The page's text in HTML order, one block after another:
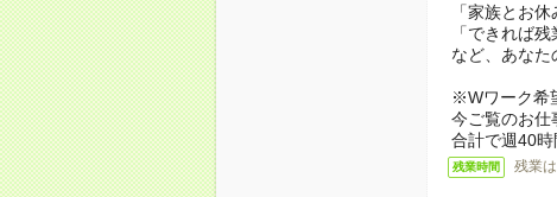
「家族とお休
「できれば残
など、あなた
※Wワーク希
今ご覧のお仕
合計で週40
残業時間 残業